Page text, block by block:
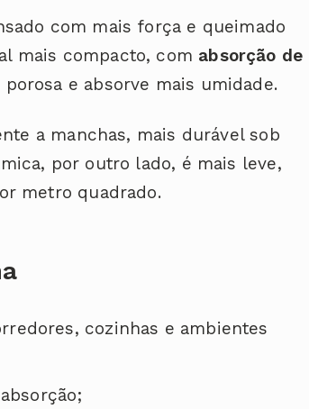
com mais força e queimado
mais compacto, com absorção de
e absorve mais umidade.
a manchas, mais durável sob
por outro lado, é mais leve,
metro quadrado.
cozinhas e ambientes